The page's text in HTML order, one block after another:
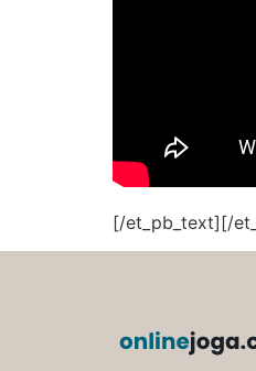
[/et_pb_text][/